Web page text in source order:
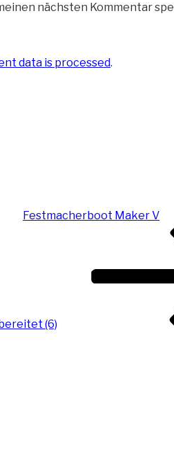
nächsten Kommentar
data is processed.
Festmacherboot Maker V
(6)